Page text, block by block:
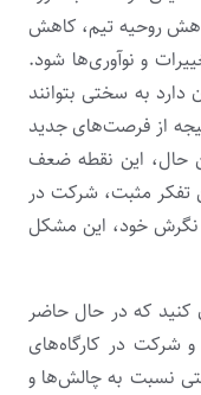
روحیه تیم، کاهش
و نوآوری‌ها شود.
به سختی بتوانند
از فرصت‌های جدید
حال، این نقطه ضعف
تفکر مثبت، شرکت در
نگرش خود، این مشکل
کنید که در حال حاضر
شرکت در کارگاه‌های
نسبت به چالش‌ها و